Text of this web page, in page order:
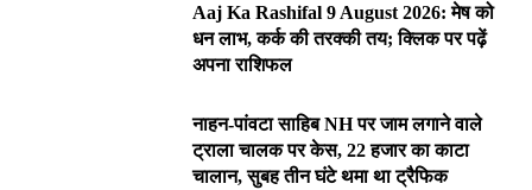
Aaj Ka Rashifal 9 August 2026: मेष को
धन लाभ, कर्क की तरक्की तय; क्लिक पर पढ़ें
अपना राशिफल
नाहन-पांवटा साहिब NH पर जाम लगाने वाले
ट्राला चालक पर केस, 22 हजार का काटा
चालान, सुबह तीन घंटे थमा था ट्रैफिक